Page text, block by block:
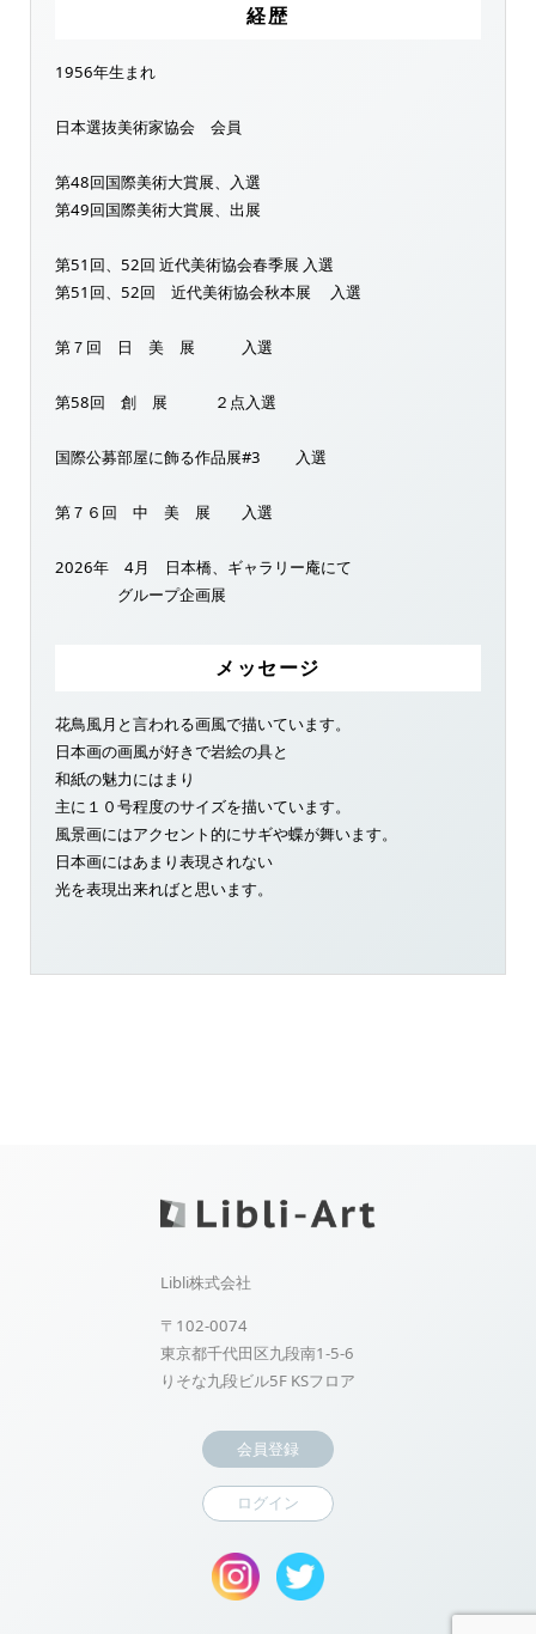
経歴
1956年生まれ
日本選抜美術家協会 会員
第48回国際美術大賞展、入選
第49回国際美術大賞展、出展
第51回、52回 近代美術協会春季展 入選
第51回、52回 近代美術協会秋本展 入選
第７回 日 美 展 入選
第58回 創 展 ２点入選
国際公募部屋に飾る作品展#3 入選
第７６回 中 美 展 入選
2026年 4月 日本橋、ギャラリー庵にて
グループ企画展
メッセージ
花鳥風月と言われる画風で描いています。
日本画の画風が好きで岩絵の具と
和紙の魅力にはまり
主に１０号程度のサイズを描いています。
風景画にはアクセント的にサギや蝶が舞います。
日本画にはあまり表現されない
光を表現出来ればと思います。
Libli株式会社
〒102-0074
東京都千代田区九段南1-5-6
りそな九段ビル5F KSフロア
会員登録
ログイン